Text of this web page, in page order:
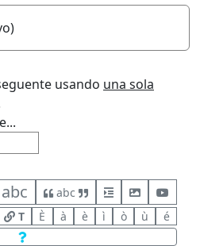
usando una sola
abc
abc
T
È à è ì ò ù é